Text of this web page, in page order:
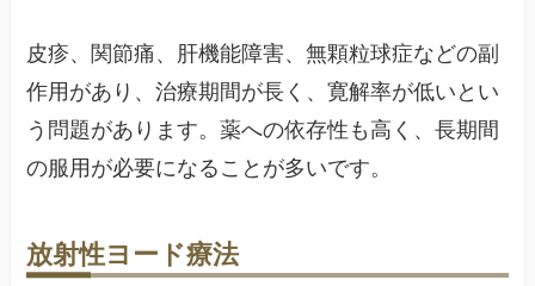
皮疹、関節痛、肝機能障害、無顆粒球症などの副
作用があり、治療期間が長く、寛解率が低いとい
う問題があります。薬への依存性も高く、長期間
の服用が必要になることが多いです。
放射性ヨード療法